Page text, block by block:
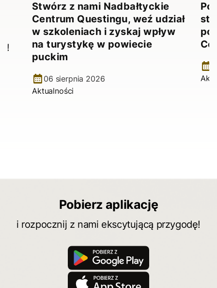
Stwórz z nami Nadbałtyckie
Centrum Questingu, weź udział
w szkoleniach i zyskaj wpływ
na turystykę w powiecie
puckim
06 sierpnia 2026
Aktualności
Pobierz aplikację
i rozpocznij z nami ekscytującą przygodę!